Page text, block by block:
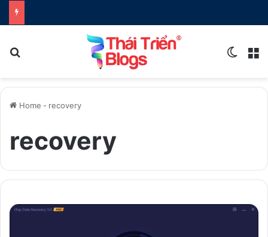
Home - recovery
recovery